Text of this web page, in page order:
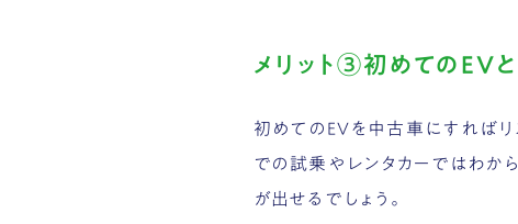
メリット③初めてのEV
初めてのEVを中古車にすればリ
での試乗やレンタカーではわか
が出せるでしょう。